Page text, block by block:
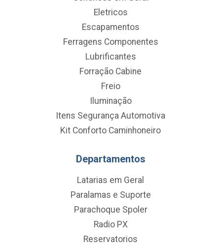
Eletricos
Escapamentos
Ferragens Componentes
Lubrificantes
Forração Cabine
Freio
Iluminação
Itens Segurança Automotiva
Kit Conforto Caminhoneiro
Departamentos
Latarias em Geral
Paralamas e Suporte
Parachoque Spoler
Radio PX
Reservatorios